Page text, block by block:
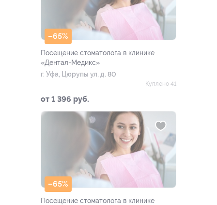
–65%
Посещение стоматолога в клинике
«Дентал-Медикс»
г. Уфа, Цюрупы ул, д. 80
от 1 396 руб.
Куплено 41
–65%
Посещение стоматолога в клинике